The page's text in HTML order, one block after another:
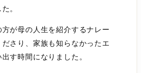
。
方が母の人生を紹介するナレー
さり、家族も知らなかったエ
す時間になりました。